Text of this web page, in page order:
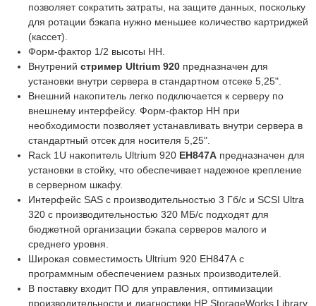
позволяет сократить затраты, на защите данных, поскольку
для ротации бэкапа нужно меньшее количество картриджей
(кассет).
Форм-фактор 1/2 высоты HH.
Внутрений стример Ultrium 920 предназначен для
установки внутри сервера в стандартном отсеке 5,25".
Внешний накопитель легко подключается к серверу по
внешнему интерфейсу. Форм-фактор HH при
необходимости позволяет устанавливать внутри сервера в
стандартный отсек для носителя 5,25".
Rack 1U накопитель Ultrium 920 EH847A предназначен для
установки в стойку, что обеспечивает надежное крепление
в серверном шкафу.
Интерфейс SAS с производительностью 3 Гб/с и SCSI Ultra
320 с производительностью 320 МБ/с подходят для
бюджетной организации бэкапа серверов малого и
среднего уровня.
Широкая совместимость Ultrium 920 EH847A с
программным обеспечением разных производителей.
В поставку входит ПО для управления, оптимизации
производительности и диагностики HP StorageWorks Library